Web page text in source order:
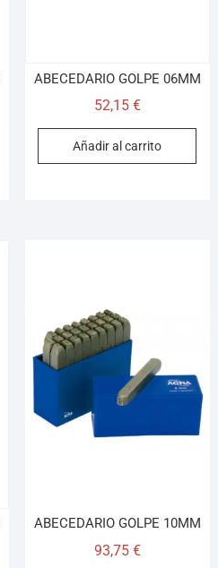
ABECEDARIO GOLPE 06MM
52,15 €
Añadir al carrito
ABECEDARIO GOLPE 10MM
93,75 €